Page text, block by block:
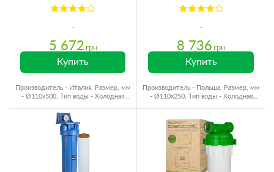
ZA1800711
5 672 грн
Купить
Производитель - Италия, Размер, мм
- Ø110x500, Тип воды - Холодная
с манометром (без
картриджа)
8 736 грн
Купить
Производитель - Польша, Размер, мм
- Ø110x250, Тип воды - Холодная